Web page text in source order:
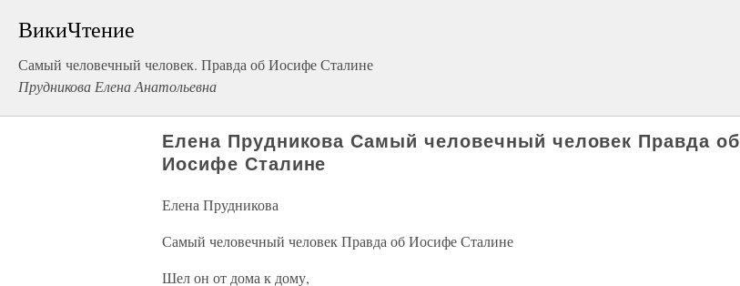
ВикиЧтение
Самый человечный человек. Правда об Иосифе Сталине
Прудникова Елена Анатольевна
Елена Прудникова Самый человечный человек Правда об
Иосифе Сталине
Елена Прудникова
Самый человечный человек Правда об Иосифе Сталине
Шел он от дома к дому,